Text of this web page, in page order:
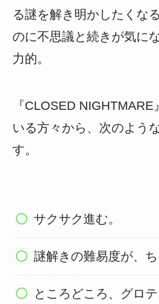
る謎を解き明かしたくな
のに不思議と続きが気に
力的。
『CLOSED
いる方々から、次のよう
す。
サクサク進む。
謎解きの難易度が、ち
ところどころ、グロ